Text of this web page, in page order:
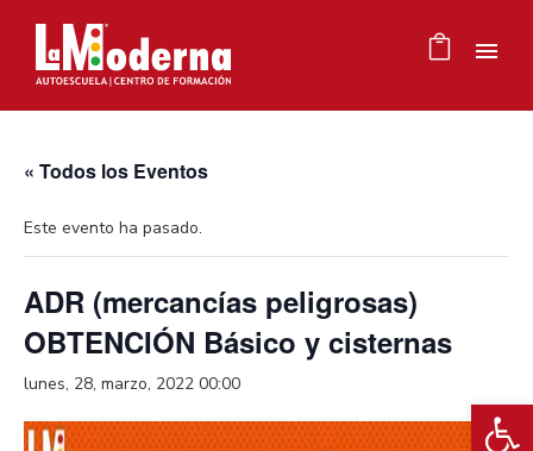
« Todos los Eventos
Este evento ha pasado.
ADR (mercancías peligrosas)
OBTENCIÓN Básico y cisternas
lunes, 28, marzo, 2022 00:00